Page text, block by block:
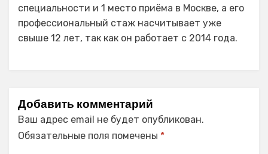
специальности и 1 место приёма в Москве, а его
профессиональный стаж насчитывает уже
свыше 12 лет, так как он работает с 2014 года.
Добавить комментарий
Ваш адрес email не будет опубликован.
Обязательные поля помечены *